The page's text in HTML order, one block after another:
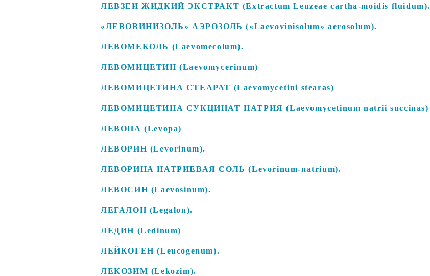
ЛЕВЗЕИ ЖИДКИЙ ЭКСТРАКТ (Extractum Leuzeae cartha-moidis fluidum).
«ЛЕВОВИНИЗОЛЬ» АЭРОЗОЛЬ («Laevovinisolum» aerosolum).
ЛЕВОМЕКОЛЬ (Laevomecolum).
ЛЕВОМИЦЕТИН (Laevomycerinum)
ЛЕВОМИЦЕТИНА СТЕАРАТ (Laevomycetini stearas)
ЛЕВОМИЦЕТИНА СУКЦИНАТ НАТРИЯ (Laevomycetinum natrii succinas)
ЛЕВОПА (Levopa)
ЛЕВОРИН (Levorinum).
ЛЕВОРИНА НАТРИЕВАЯ СОЛЬ (Levorinum-natrium).
ЛЕВОСИН (Laevosinum).
ЛЕГАЛОН (Legalon).
ЛЕДИН (Ledinum)
ЛЕЙКОГЕН (Leucogenum).
ЛЕКОЗИМ (Lekozim).